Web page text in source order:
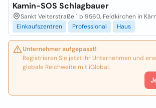
Kamin-SOS Schlagbauer
Sankt Veiterstraße 1 b 9560, Feldkirchen in
Einkaufszentren
Professional Haus
Unternehmer aufgepasst!
Registrieren Sie jetzt Ihr Unternehmen und
globale Reichweite mit iGlobal.